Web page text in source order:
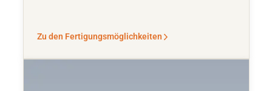
Zu den Fertigungsmöglichkeiten